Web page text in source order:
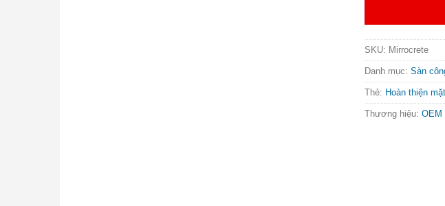
SKU: Mirrocrete
Danh mục: Sàn
Thẻ: Hoàn thiện
Thương hiệu: OEM